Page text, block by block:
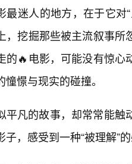
最迷人的地方，在于它对
，挖掘那些被主流叙事
的🔥电影，可能没有惊
憬与现实的碰撞。
平凡的故事，却常常能触
子，感受到一种“被理解”